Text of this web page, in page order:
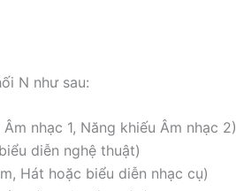
N như sau:
nhạc 1, Năng khiếu Âm nhạc 2)
diễn nghệ thuật)
Hát hoặc biểu diễn nhạc cụ)